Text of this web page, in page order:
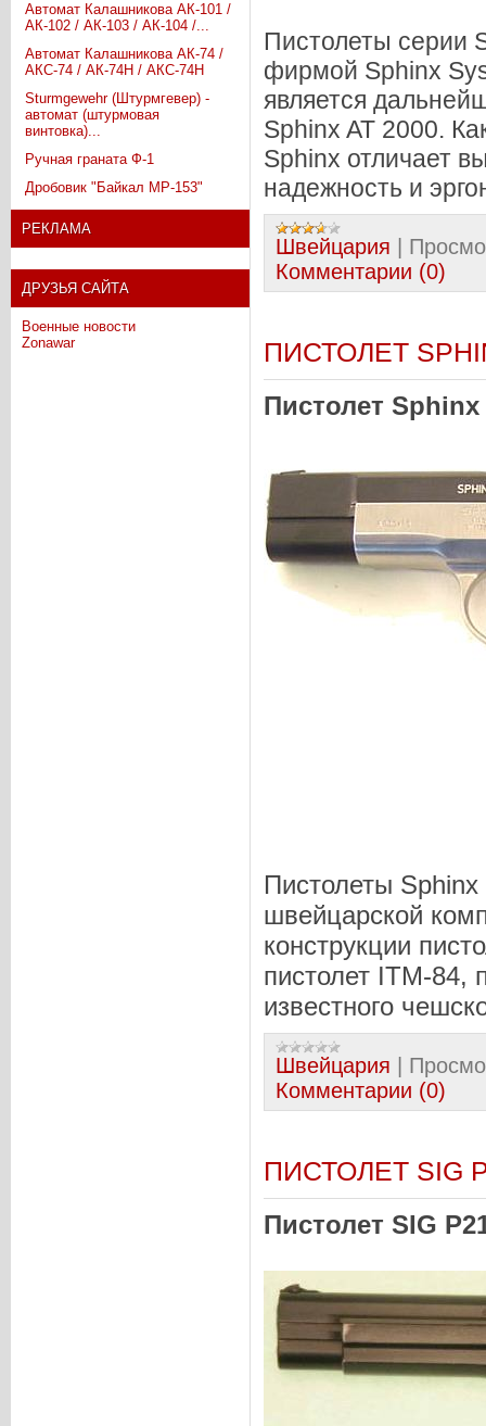
Автомат Калашникова АК-101 /
АК-102 / АК-103 / АК-104 /...
Автомат Калашникова АК-74 /
АКС-74 / АК-74Н / АКС-74Н
Sturmgewehr (Штурмгевер) -
автомат (штурмовая
винтовка)...
Ручная граната Ф-1
Дробовик "Байкал МР-153"
РЕКЛАМА
ДРУЗЬЯ САЙТА
Военные новости
Zonawar
Пистолеты серии
фирмой Sphinx
является
Sphinx AT 2000.
Sphinx отличает
надежность и
Швейцария |
Комментарии (0)
ПИСТОЛЕТ
Пистолет Sphinx
Пистолеты
швейцарской
конструкции
пистолет ITM-84,
известного
Швейцария |
Комментарии (0)
ПИСТОЛЕТ SIG
Пистолет SIG